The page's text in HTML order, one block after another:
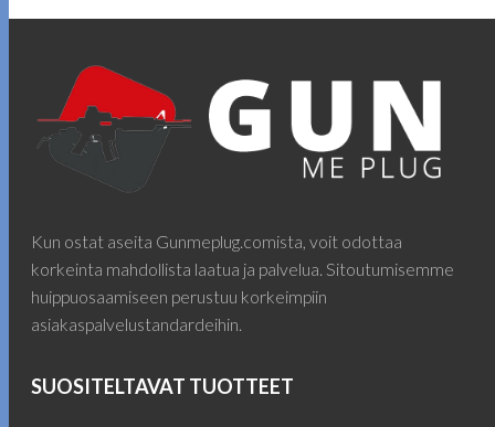
Kun ostat aseita Gunmeplug.comista, voit odottaa
korkeinta mahdollista laatua ja palvelua. Sitoutumisemme
huippuosaamiseen perustuu korkeimpiin
asiakaspalvelustandardeihin.
SUOSITELTAVAT TUOTTEET